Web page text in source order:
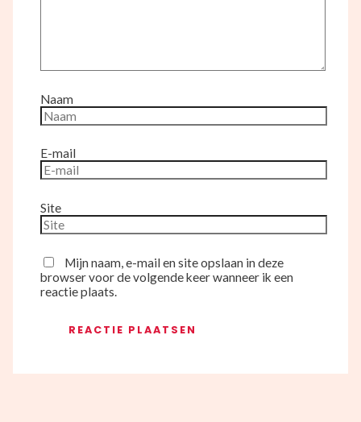
Naam
E-mail
Site
Mijn naam, e-mail en site opslaan in deze
browser voor de volgende keer wanneer ik een
reactie plaats.